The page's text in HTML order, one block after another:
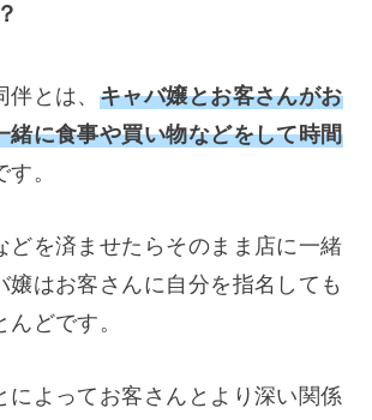
とは、 キャバ嬢とお客さんがお
緒に食事や買い物などをして時間
す。
どを済ませたらそのまま店に一緒
嬢はお客さんに自分を指名しても
どです。
によってお客さんとより深い関係